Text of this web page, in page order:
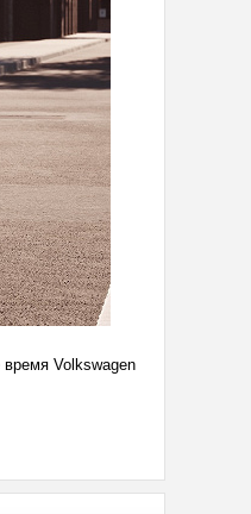
Volkswagen